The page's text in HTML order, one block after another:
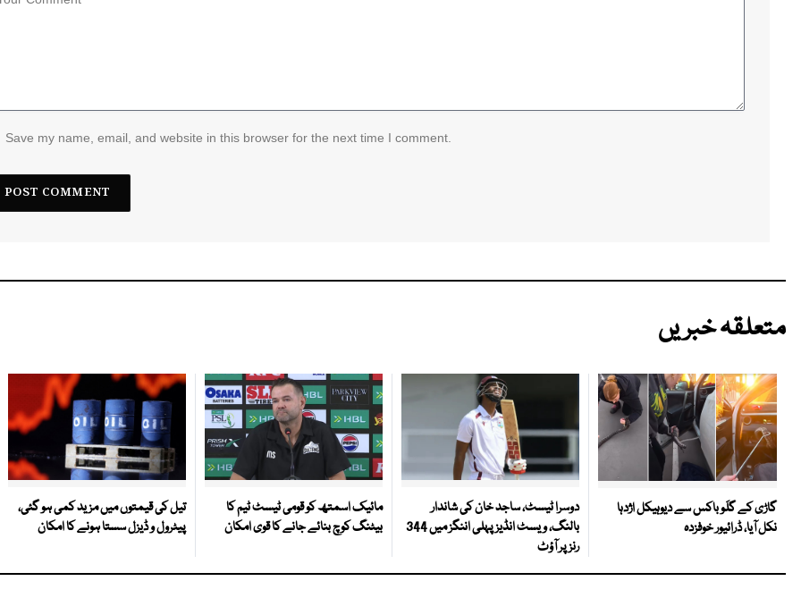
Save my name, email, and website in this browser for the next time I comment.
متعلقہ خبریں
گاڑی کے گلَو باکس سے دیوہیکل اژدہا
نکل آیا، ڈرائیور خوفزدہ
دوسرا ٹیسٹ، ساجد خان کی شاندار
بالنگ، ویسٹ انڈیز پہلی اننگز میں 344
رنز پر آؤٹ
مائیک اسمتھ کو قومی ٹیسٹ ٹیم کا
بیٹنگ کوچ بنائے جانے کا قوی امکان
تیل کی قیمتوں میں مزید کمی ہو گئی،
پیٹرول و ڈیزل سستا ہونے کا امکان